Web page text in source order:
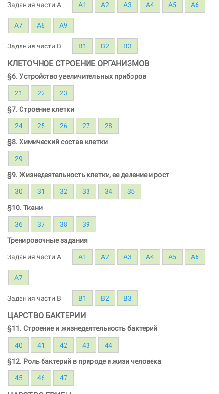
Задания части A A1 A2 A3 A4 A5 A6
A7 A8 A9
Задания части B B1 B2 B3
КЛЕТОЧНОЕ СТРОЕНИЕ ОРГАНИЗМОВ
§6. Устройство увеличительных приборов
21 22 23
§7. Строение клетки
24 25 26 27 28
§8. Химический состав клетки
29
§9. Жизнедеятельность клетки, ее деление и рост
30 31 32 33 34 35
§10. Ткани
36 37 38 39
Тренировочные задания
Задания части A A1 A2 A3 A4 A5 A6
A7
Задания части B B1 B2 B3
ЦАРСТВО БАКТЕРИИ
§11. Строение и жизнедеятельность бактерий
40 41 42 43 44
§12. Роль бактерий в природе и жизи человека
45 46 47